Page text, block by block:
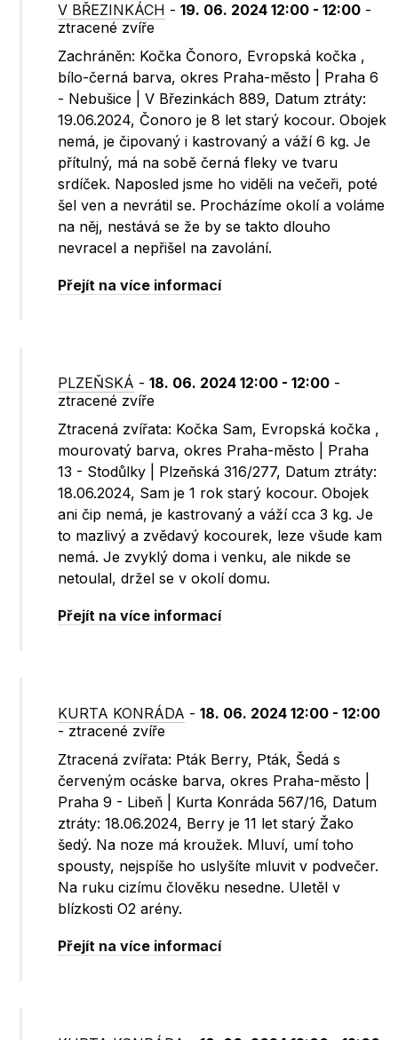
V BŘEZINKÁCH -19. 06. 2024 12:00 - 12:00 -
ztracené zvíře
Zachráněn: Kočka Čonoro, Evropská kočka ,
bílo-černá barva, okres Praha-město | Praha 6
- Nebušice | V Březinkách 889, Datum ztráty:
19.06.2024, Čonoro je 8 let starý kocour. Obojek
nemá, je čipovaný i kastrovaný a váží 6 kg. Je
přítulný, má na sobě černá fleky ve tvaru
srdíček. Naposled jsme ho viděli na večeři, poté
šel ven a nevrátil se. Procházíme okolí a voláme
na něj, nestává se že by se takto dlouho
nevracel a nepřišel na zavolání.
Přejít na více informací
PLZEŇSKÁ -18. 06. 2024 12:00 - 12:00 -
ztracené zvíře
Ztracená zvířata: Kočka Sam, Evropská kočka ,
mourovatý barva, okres Praha-město | Praha
13 - Stodůlky | Plzeňská 316/277, Datum ztráty:
18.06.2024, Sam je 1 rok starý kocour. Obojek
ani čip nemá, je kastrovaný a váží cca 3 kg. Je
to mazlivý a zvědavý kocourek, leze všude kam
nemá. Je zvyklý doma i venku, ale nikde se
netoulal, držel se v okolí domu.
Přejít na více informací
KURTA KONRÁDA -18. 06. 2024 12:00 - 12:00
- ztracené zvíře
Ztracená zvířata: Pták Berry, Pták, Šedá s
červeným ocáske barva, okres Praha-město |
Praha 9 - Libeň | Kurta Konráda 567/16, Datum
ztráty: 18.06.2024, Berry je 11 let starý Žako
šedý. Na noze má kroužek. Mluví, umí toho
spousty, nejspíše ho uslyšíte mluvit v podvečer.
Na ruku cizímu člověku nesedne. Uletěl v
blízkosti O2 arény.
Přejít na více informací